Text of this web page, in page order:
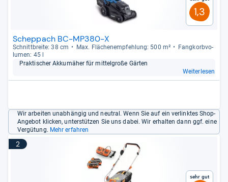
in einer übersichtlichen und aktuellen
für Sie bereit. Damit Sie sich einen
vollständigen und objektiven Überblick über die Qualität
eines Produktes verschaffen können, berücksichtigen
wirTestergebnisseaus Fachmagazinen und zeigen die
Erfahrungen von Kundinnen und Kunden.
1,3
Scheppach BC-MP380-X
Schnitt­breite: 38 cm Max. Flä­chen­emp­feh­lung: 500 m²
Fang­korb­vo­
lu­men: 45 l
Prak­ti­scher Akkumä­her für mit­tel­große Gär­ten
Weiterlesen
Wir arbeiten unabhängig und neutral. Wenn Sie auf ein verlinktes Shop-
Angebot klicken, unterstützen Sie uns dabei. Wir erhalten dann ggf. eine
Vergütung. Mehr erfahren
2
Sehr gut